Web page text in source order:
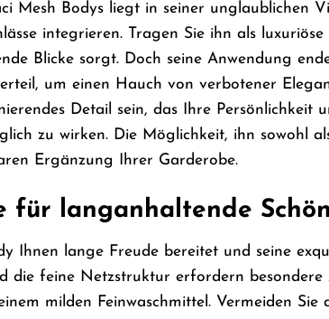
Mesh Bodys liegt in seiner
integrieren. Tragen Sie ihn als
Blicke sorgt. Doch seine Anwendung
um einen Hauch von verbotener
Detail sein, das Ihre
zu wirken. Die Möglichkeit, ihn sowohl
Ergänzung Ihrer Garderobe.
für langanhaltende
Ihnen lange Freude bereitet und seine
die feine Netzstruktur erfordern
milden Feinwaschmittel. Vermeiden